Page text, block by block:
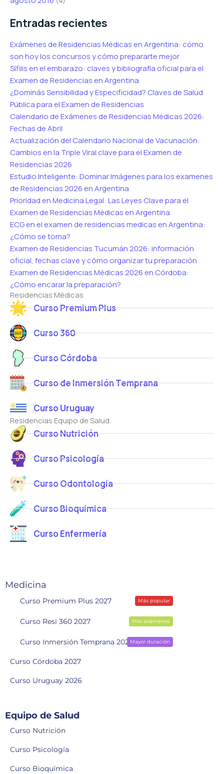
Entradas recientes
Exámenes de Residencias Médicas en Argentina: cómo
son hoy los concursos y cómo prepararte mejor
Sífilis en el embarazo: claves y bibliografía oficial para el
Examen de Residencias en Argentina
¿Dominás Sensibilidad y Especificidad? Claves de Salud
Pública para el Examen de Residencias
Calendario de Exámenes de Residencias Médicas 2026:
Fechas de Abril
Actualización del Calendario Nacional de Vacunación:
Cambios en la Triple Viral clave para el Examen de
Residencias 2026
Estudio Inteligente: Dominar Imágenes para los examenes
de Residencias 2026 en Argentina
Prioridad en Medicina Legal: Las Leyes Clave para el
Examen de Residencias Médicas en Argentina
ECG en el examen de residencias medicas en Argentina:
¿Cómo se toma?
Examen de Residencias Tucumán 2026: información
oficial, fechas clave y cómo organizar tu preparación
Examen de Residencias Médicas 2026 en Córdoba:
¿Cómo encarar la preparación?
Residencias Médicas
Curso Premium Plus
Curso 360
Curso Córdoba
Curso de Inmersión Temprana
Curso Uruguay
Residencias Equipo de Salud
Curso Nutrición
Curso Psicología
Curso Odontología
Curso Bioquímica
Curso Enfermería
Medicina
Curso Premium Plus 2027 Más popular
Curso Resi 360 2027 Más exámenes
Curso Inmersión Temprana 2028Mayor duración
Curso Córdoba 2027
Curso Uruguay 2026
Equipo de Salud
Curso Nutrición
Curso Psicología
Curso Bioquímica